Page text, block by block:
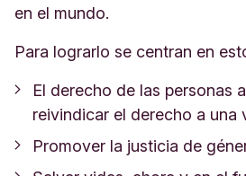
en el mundo.
Para lograrlo se centran en
El derecho de las personas
reivindicar el derecho a una
Promover la justicia de